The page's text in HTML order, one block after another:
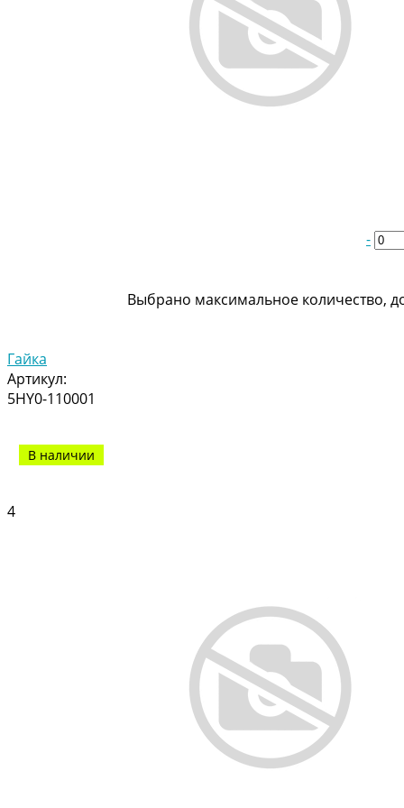
-
Выбрано максимальное количество,
Гайка
Артикул:
5HY0-110001
В наличии
4